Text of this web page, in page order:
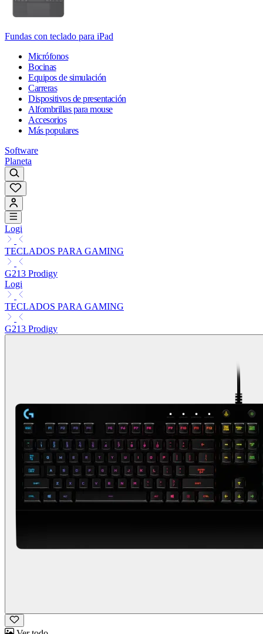
Fundas con teclado para iPad
Micrófonos
Bocinas
Equipos de simulación
Carreras
Dispositivos de presentación
Alfombrillas para mouse
Accesorios
Más populares
Software
Planeta
Logi
TECLADOS PARA GAMING
G213 Prodigy
Logi
TECLADOS PARA GAMING
G213 Prodigy